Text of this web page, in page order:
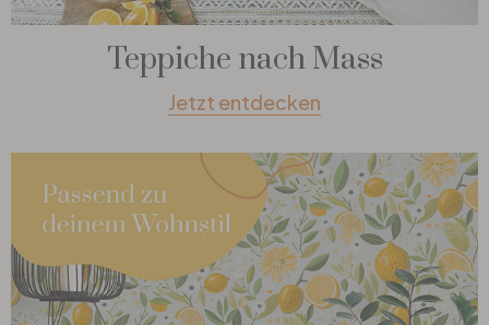
Teppiche nach Mass
Jetzt entdecken